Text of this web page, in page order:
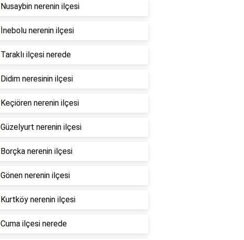
Nusaybin nerenin ilçesi
İnebolu nerenin ilçesi
Taraklı ilçesi nerede
Didim neresinin ilçesi
Keçiören nerenin ilçesi
Güzelyurt nerenin ilçesi
Borçka nerenin ilçesi
Gönen nerenin ilçesi
Kurtköy nerenin ilçesi
Cuma ilçesi nerede